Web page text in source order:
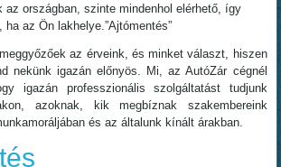
az országban, szinte mindenhol elérhető, így
ha az Ön lakhelye.”Ajtómentés”
az érveink, és minket választ, hiszen
nekünk igazán előnyös. Mi, az AutóZár cégnél
igazán professzionális szolgáltatást tudjunk
azoknak, kik megbíznak szakembereink
és az általunk kínált árakban.